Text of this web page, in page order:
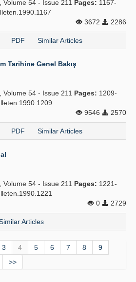
Volume 54 - Issue 211 Pages: 1167-
3672
2286
PDF Similar Articles
Tarihine Genel Bakış
Volume 54 - Issue 211 Pages: 1209-
9546
2570
PDF Similar Articles
Volume 54 - Issue 211 Pages: 1221-
0
2729
Articles
3 4 5 6 7 8
9
>>